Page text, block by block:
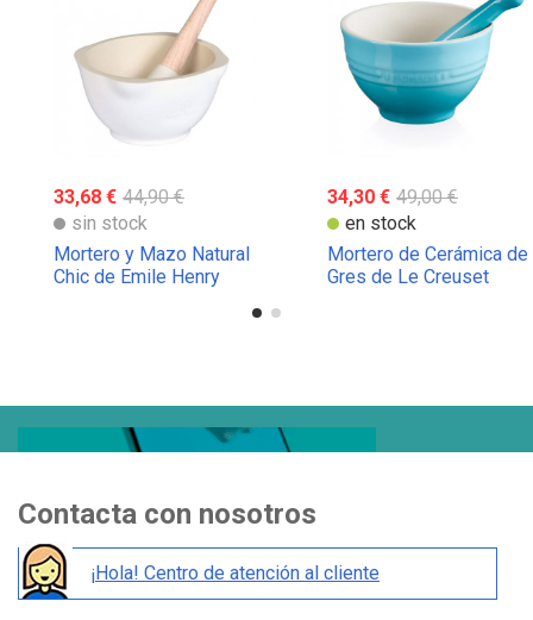
33,68 € 44,90 €
sin stock
Mortero y Mazo Natural
Chic de Emile Henry
34,30 € 49,00 €
en stock
Mortero de Cerámica de
Gres de Le Creuset
Contacta con nosotros
¡Hola! Centro de atención al cliente